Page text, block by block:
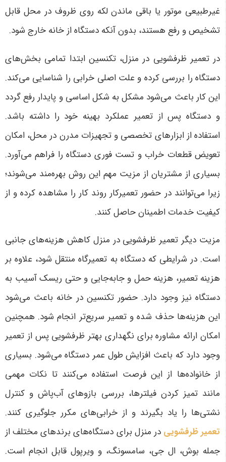
غیرطبیعی موتور یا باقی ماندن لکه روی ظروف در محل قابل
تشخیص و رفع هستند، بدون آنکه دستگاه از خانه خارج شود.
در تعمیر ظرفشویی در منزل، تکنسین ابتدا تمامی بخش‌های
دستگاه را بررسی کرده و علت اصلی خرابی را شناسایی می‌کند.
این کار باعث می‌شود مشکل به شکل اساسی و پایدار رفع گردد
و دستگاه پس از تعمیر عملکرد بهینه خود را داشته باشد.
استفاده از ابزارهای تخصصی و تجهیزات مدرن در محل، امکان
تعویض قطعات خراب و تست فوری دستگاه را فراهم می‌آورد.
بسیاری از مشتریان از مزیت مهم این روش بهره‌مند می‌شوند؛
زیرا می‌توانند در حضور تعمیرکار روند کار را مشاهده کرده و از
کیفیت خدمات اطمینان حاصل کنند.
مزیت دیگر تعمیر ظرفشویی در منزل کاهش هزینه‌های جانبی
است. در شرایطی که دستگاه به تعمیرگاه منتقل شود، علاوه بر
هزینه تعمیر، هزینه حمل و جابه‌جایی و حتی ریسک آسیب به
دستگاه نیز وجود دارد. حضور تکنسین در خانه باعث می‌شود
این هزینه‌ها حذف شده و تعمیر سریع‌تر انجام شود. همچنین
امکان ارائه مشاوره برای نگهداری بهتر ظرفشویی پس از تعمیر
وجود دارد که باعث افزایش طول عمر دستگاه می‌شود. بسیاری
از خانواده‌ها از این فرصت استفاده می‌کنند تا نکات مهمی
مانند تمیز کردن فیلترها، بررسی بازوهای آب‌پاش و کنترل
نشتی‌ها را یاد بگیرند و از خرابی‌های مکرر جلوگیری کنند.
تعمیر ظرفشویی در منزل برای دستگاه‌های برندهای مختلف از
جمله بوش، ال جی، سامسونگ، و ویرپول قابل انجام است.